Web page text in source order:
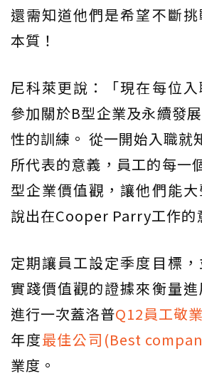
還需知道他們是希望不斷
本質！
尼科萊更說：「現在每位
參加關於B型企業及永續發
性的訓練。 從一開始入職就
所代表的意義，員工的每一
型企業價值觀，讓他們能
說出在Cooper Parry工作的
定期讓員工設定季度目標
實踐價值觀的證據來衡量
進行一次蓋洛普Q12員工敬
年度最佳公司(Best
業度。